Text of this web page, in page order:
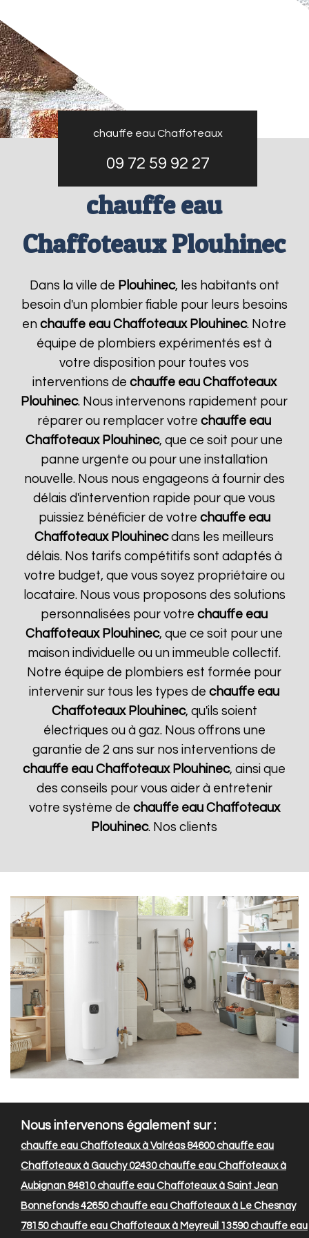
chauffe eau Chaffoteaux
09 72 59 92 27
chauffe eau
Chaffoteaux Plouhinec
Dans la ville de Plouhinec, les habitants ont
besoin d'un plombier fiable pour leurs besoins
enchauffe eau Chaffoteaux Plouhinec. Notre
équipe de plombiers expérimentés est à
votre disposition pour toutes vos
interventions de chauffe eau Chaffoteaux
Plouhinec. Nous intervenons rapidement pour
réparer ou remplacer votrechauffe eau
Chaffoteaux Plouhinec, que ce soit pour une
panne urgente ou pour une installation
nouvelle. Nous nous engageons à fournir des
délais d'intervention rapide pour que vous
puissiez bénéficier de votre chauffe eau
Chaffoteaux Plouhinecdans les meilleurs
délais. Nos tarifs compétitifs sont adaptés à
votre budget, que vous soyez propriétaire ou
locataire. Nous vous proposons des solutions
personnalisées pour votrechauffe eau
Chaffoteaux Plouhinec, que ce soit pour une
maison individuelle ou un immeuble collectif.
Notre équipe de plombiers est formée pour
intervenir sur tous les types dechauffe eau
Chaffoteaux Plouhinec, qu'ils soient
électriques ou à gaz. Nous offrons une
garantie de 2 ans sur nos interventions de
chauffe eau Chaffoteaux Plouhinec, ainsi que
des conseils pour vous aider à entretenir
votre système de chauffe eau Chaffoteaux
Plouhinec. Nos clients
Nous intervenons également sur :
chauffe eau Chaffoteaux à Valréas 84600chauffe eau
Chaffoteaux à Gauchy 02430chauffe eau Chaffoteaux à
Aubignan 84810chauffe eau Chaffoteaux à Saint Jean
Bonnefonds 42650chauffe eau Chaffoteaux à Le Chesnay
78150chauffe eau Chaffoteaux à Meyreuil 13590chauffe eau